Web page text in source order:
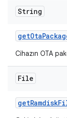
String
getOta
Cihazın OTA
File
getRamdisk